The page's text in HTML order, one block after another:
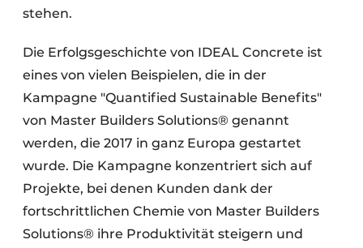
stehen.
Die Erfolgsgeschichte von IDEAL Concrete ist
eines von vielen Beispielen, die in der
Kampagne "Quantified Sustainable Benefits"
von Master Builders Solutions® genannt
werden, die 2017 in ganz Europa gestartet
wurde. Die Kampagne konzentriert sich auf
Projekte, bei denen Kunden dank der
fortschrittlichen Chemie von Master Builders
Solutions® ihre Produktivität steigern und